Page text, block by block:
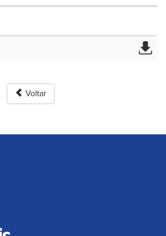
Voltar